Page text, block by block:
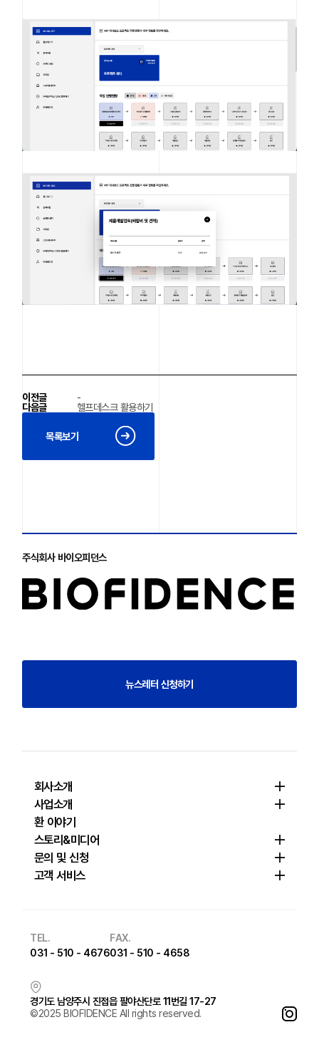
이전글 -
다음글 헬프데스크 활용하기
목록보기
주식회사 바이오피던스
뉴스레터 신청하기
회사소개
사업소개
환 이야기
스토리&미디어
문의 및 신청
고객 서비스
TEL.
031 - 510 - 4676
FAX.
031 - 510 - 4658
경기도 남양주시 진접읍 팔야산단로 11번길 17-27
©2025 BIOFIDENCE All rights reserved.